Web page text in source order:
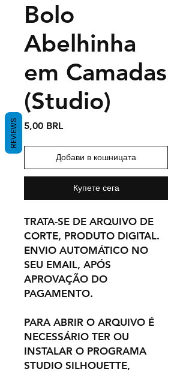
Bolo
Abelhinha
em Camadas
(Studio)
5,00 BRLЦена
Добави в кошницата
Купете сега
TRATA-SE DE ARQUIVO DE
CORTE, PRODUTO DIGITAL.
ENVIO AUTOMÁTICO NO
SEU EMAIL, APÓS
APROVAÇÃO DO
PAGAMENTO.
PARA ABRIR O ARQUIVO É
NECESSÁRIO TER OU
INSTALAR O PROGRAMA
STUDIO SILHOUETTE,
REVIEWS